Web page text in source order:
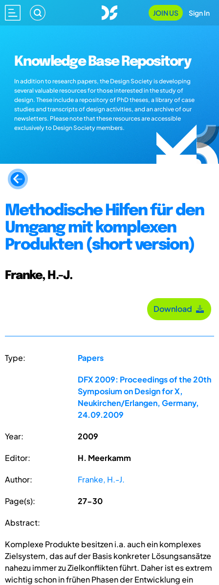
JOIN US Sign In
Knowledge Base Repository
In addition to research papers, the Design Society is developing
several valuable resources for those interested in the study of
design. These include a repository of PhD theses, a library of case
studies and transcripts of design activities, and an archive of our
newsletters. Please note that these resources are accessible
exclusively to Design Society members.
Methodische Hilfen für den
Umgang mit komplexen
Produkten (short version)
Franke, H.-J.
Download
Type: Papers
DFX 2009: Proceedings of the 20th
Symposium on Design for X,
Neukirchen/Erlangen, Germany,
24.09.2009
Year: 2009
Editor: H. Meerkamm
Author: Franke, H.-J.
Page(s): 27-30
Abstract:
Komplexe Produkte besitzen i.a. auch ein komplexes
Zielsystem, das auf der Basis konkreter Lösungsansätze
nahezu immer zu Zielkonflikten führt. Daher ist es extrem
wichtig schon in frühen Phasen der Entwicklung ein